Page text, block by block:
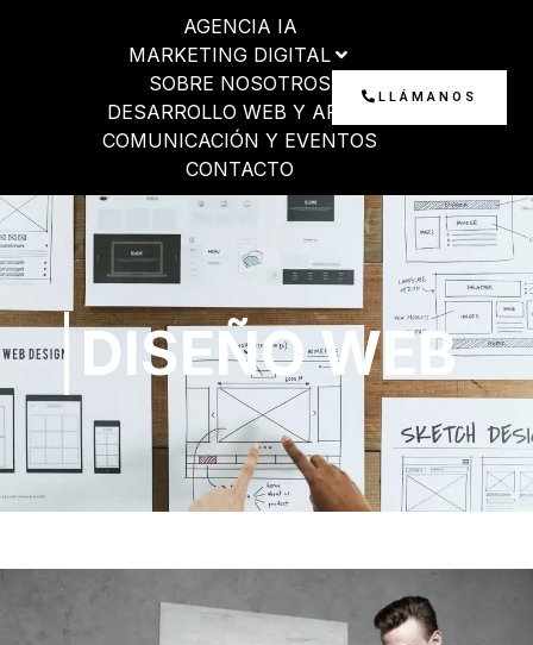
AGENCIA IA
MARKETING DIGITAL
SOBRE NOSOTROS
DESARROLLO WEB Y APP
COMUNICACIÓN Y EVENTOS
CONTACTO
LLÁMANOS
DISEÑO WEB